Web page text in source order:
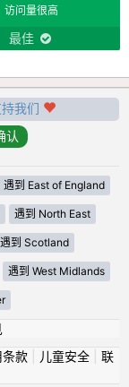
访问量很高
最佳
我们
遇到 East of England
遇到 North East
遇到 Scotland
遇到 West Midlands
款| 儿童安全| 联